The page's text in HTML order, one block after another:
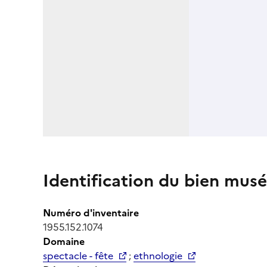
Identification du bien
Numéro d'inventaire
1955.152.1074
Domaine
spectacle - fête
;ethnologie